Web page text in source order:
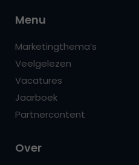
Menu
Marketingthema’s
Veelgelezen
Vacatures
Jaarboek
Partnercontent
Over